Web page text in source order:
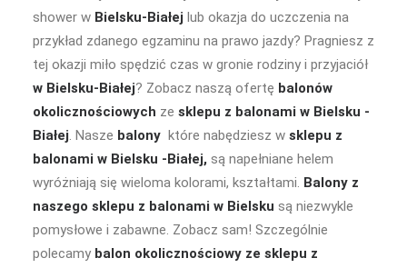
shower w Bielsku-Białej lub okazja do uczczenia na
przykład zdanego egzaminu na prawo jazdy? Pragniesz z
tej okazji miło spędzić czas w gronie rodziny i przyjaciół
w Bielsku-Białej? Zobacz naszą ofertę balonów
okolicznościowych ze sklepu z balonami w Bielsku -
Białej. Nasze balony które nabędziesz w sklepu z
balonami w Bielsku -Białej, są napełniane helem
wyróżniają się wieloma kolorami, kształtami. Balony z
naszego sklepu z balonami w Bielsku są niezwykle
pomysłowe i zabawne. Zobacz sam! Szczególnie
polecamy balon okolicznościowy ze sklepu z